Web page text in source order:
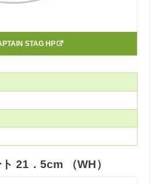
STAG HP
21．5cm （WH）